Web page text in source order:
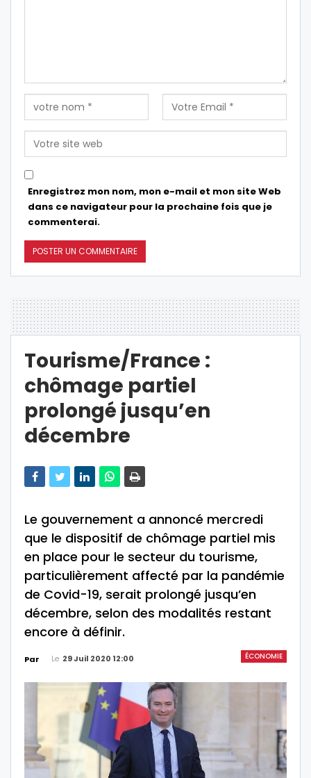
Enregistrez mon nom, mon e-mail et mon site Web
dans ce navigateur pour la prochaine fois que je
commenterai.
Tourisme/France :
chômage partiel
prolongé jusqu’en
décembre
Le gouvernement a annoncé mercredi
que le dispositif de chômage partiel mis
en place pour le secteur du tourisme,
particulièrement affecté par la pandémie
de Covid-19, serait prolongé jusqu’en
décembre, selon des modalités restant
encore à définir.
ÉCONOMIE
Par Le 29 Juil 2020 12:00